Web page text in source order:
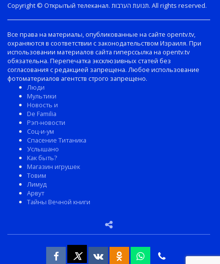
Copyright © Открытый телеканал. תנועת הערבות. All rights reserved.
Все права на материалы, опубликованные на сайте opentv.tv,
охраняются в соответствии с законодательством Израиля. При
использовании материалов сайта гиперссылка на opentv.tv
обязательна. Перепечатка эксклюзивных статей без
согласования с редакцией запрещена. Любое использование
фотоматериалов агентств строго запрещено.
Люди
Мультики
Новость и
De Familia
Рэп-новости
Соц-и-ум
Спасение Титаника
Услышано
Как быть?
Магазин игрушек
Товим
Лимуд
Арвут
Тайны Вечной книги